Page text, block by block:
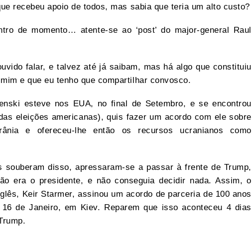
recebeu apoio de todos, mas sabia que teria um alto custo?
de momento… atente-se ao ‘post’ do major-general Raul
falar, e talvez até já saibam, mas há algo que constituiu
e que eu tenho que compartilhar convosco.
esteve nos EUA, no final de Setembro, e se encontrou
eleições americanas), quis fazer um acordo com ele sobre
e ofereceu-lhe então os recursos ucranianos como
souberam disso, apressaram-se a passar à frente de Trump,
era o presidente, e não conseguia decidir nada. Assim, o
Keir Starmer, assinou um acordo de parceria de 100 anos
de Janeiro, em Kiev. Reparem que isso aconteceu 4 dias